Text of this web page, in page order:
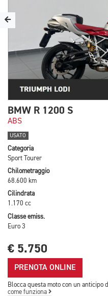
BMW R 1200 S
ABS
USATO
Categoria
Sport Tourer
Chilometraggio
68.600 km
Cilindrata
1.170 cc
Classe emiss.
Euro 3
€ 5.750
PRENOTA ONLINE
Blocca questa moto con un anticipo
come funziona